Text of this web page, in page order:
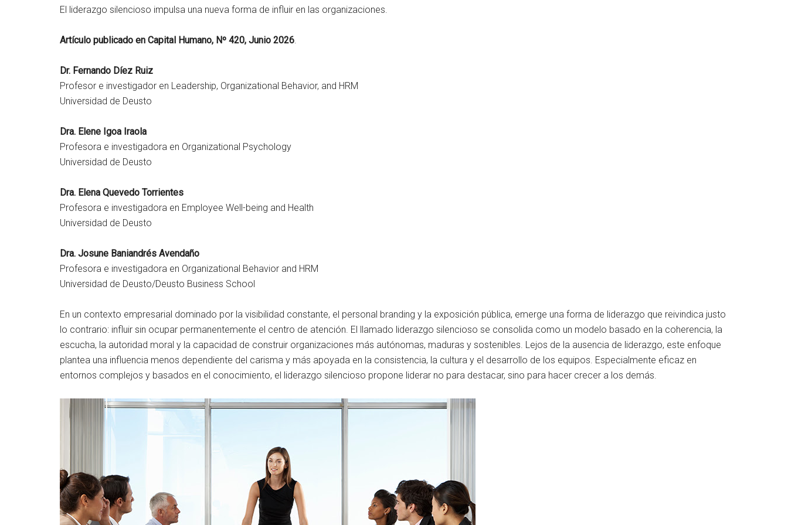
El liderazgo silencioso impulsa una nueva forma de influir en las organizaciones.
Artículo publicado en Capital Humano, Nº 420, Junio 2026.
Dr. Fernando Díez Ruiz
Profesor e investigador en Leadership, Organizational Behavior, and HRM
Universidad de Deusto
Dra. Elene Igoa Iraola
Profesora e investigadora en Organizational Psychology
Universidad de Deusto
Dra. Elena Quevedo Torrientes
Profesora e investigadora en Employee Well-being and Health
Universidad de Deusto
Dra. Josune Baniandrés Avendaño
Profesora e investigadora en Organizational Behavior and HRM
Universidad de Deusto/Deusto Business School
En un contexto empresarial dominado por la visibilidad constante, el personal branding y la exposición pública, emerge una forma de liderazgo que reivindica justo
lo contrario: influir sin ocupar permanentemente el centro de atención. El llamado liderazgo silencioso se consolida como un modelo basado en la coherencia, la
escucha, la autoridad moral y la capacidad de construir organizaciones más autónomas, maduras y sostenibles. Lejos de la ausencia de liderazgo, este enfoque
plantea una influencia menos dependiente del carisma y más apoyada en la consistencia, la cultura y el desarrollo de los equipos. Especialmente eficaz en
entornos complejos y basados en el conocimiento, el liderazgo silencioso propone liderar no para destacar, sino para hacer crecer a los demás.